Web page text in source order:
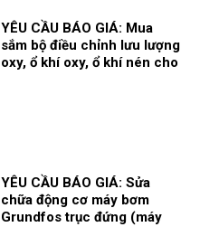
YÊU CẦU BÁO GIÁ: Mua
sắm bộ điều chỉnh lưu lượng
oxy, ổ khí oxy, ổ khí nén cho
YÊU CẦU BÁO GIÁ: Sửa
chữa động cơ máy bơm
Grundfos trục đứng (máy